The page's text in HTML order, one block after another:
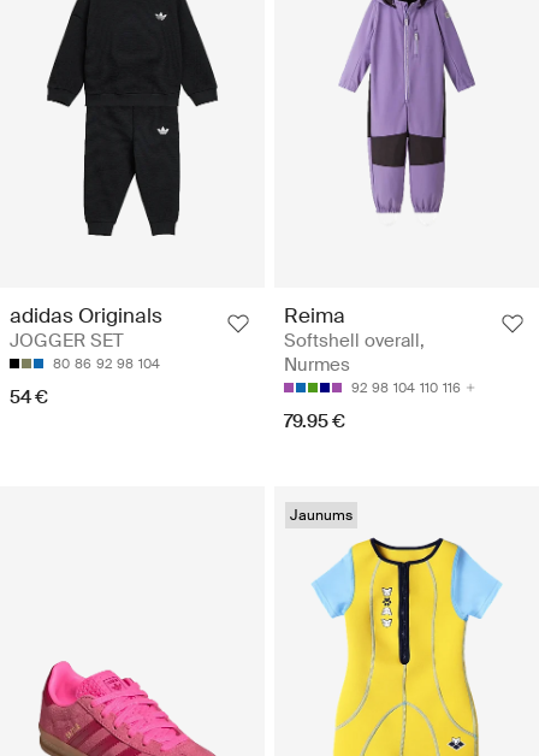
adidas Originals
JOGGER SET
80 86 92 98 104
54 €
Reima
Softshell overall,
Nurmes
92 98 104 110 116
79.95 €
Jaunums